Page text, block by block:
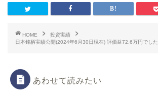
HOME
投資実績
日本銘柄実績公開(2024年6月30日現在) 評価益72.6万円でした
あわせて読みたい